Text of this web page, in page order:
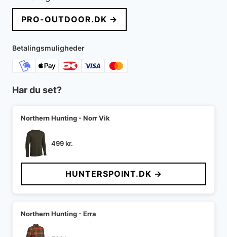
pris
var:
1.300 kr..
pris
er:
PRO-OUTDOOR.DK →
Betalingsmuligheder
Har du set?
Northern Hunting - Norr Vik
499kr.
HUNTERSPOINT.DK →
Northern Hunting - Erra